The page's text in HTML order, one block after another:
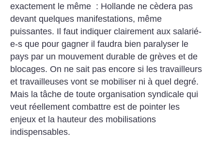
exactement le même : Hollande ne cèdera pas
devant quelques manifestations, même
puissantes. Il faut indiquer clairement aux salarié-
e-s que pour gagner il faudra bien paralyser le
pays par un mouvement durable de grèves et de
blocages. On ne sait pas encore si les travailleurs
et travailleuses vont se mobiliser ni à quel degré.
Mais la tâche de toute organisation syndicale qui
veut réellement combattre est de pointer les
enjeux et la hauteur des mobilisations
indispensables.